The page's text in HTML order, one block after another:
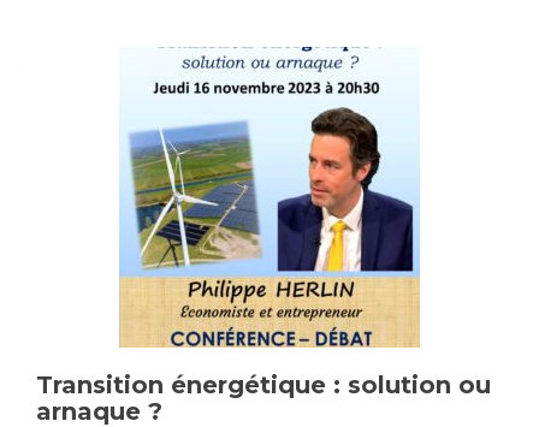
Transition énergétique : solution ou
arnaque ?